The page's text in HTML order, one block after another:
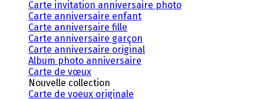
Carte invitation anniversaire photo
Carte anniversaire enfant
Carte anniversaire fille
Carte anniversaire garçon
Carte anniversaire original
Album photo anniversaire
Carte de vœux
Nouvelle collection
Carte de voeux originale